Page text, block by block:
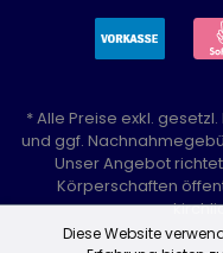
* Alle Preise exkl.
und ggf.
Unser Angebot
Körperschaften
Diese Website